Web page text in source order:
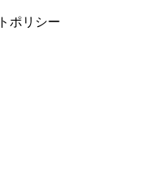
ポリシー